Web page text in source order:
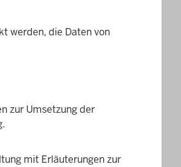
werden, die Daten von
zur Umsetzung der
mit Erläuterungen zur